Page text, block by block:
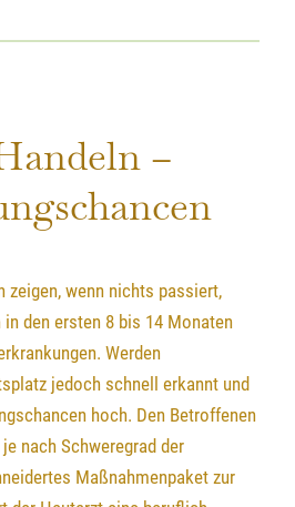
–
zeigen, wenn nichts passiert,
den ersten 8 bis 14 Monaten
Werden
jedoch schnell erkannt und
hoch. Den Betroffenen
nach Schweregrad der
Maßnahmenpaket zur